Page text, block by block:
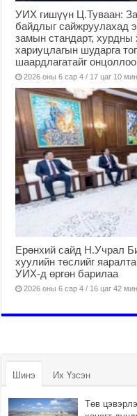
УИХ гишүүн Ц.Туваан:
байдлыг сайжруулахад
замын стандарт,
хариуцлагын шударга
шаардлагатайг
2026 оны 6 сар 4 / 17 цаг 10
Ерөнхий сайд Н.Учрал
хуулийн төслийг
УИХ-д өргөн барилаа
2026 оны 6 сар 4 / 16 цаг 42
Шинэ Их Үзсэн
Төв